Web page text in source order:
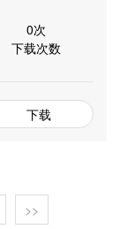
0次
下载次数
下载
>>